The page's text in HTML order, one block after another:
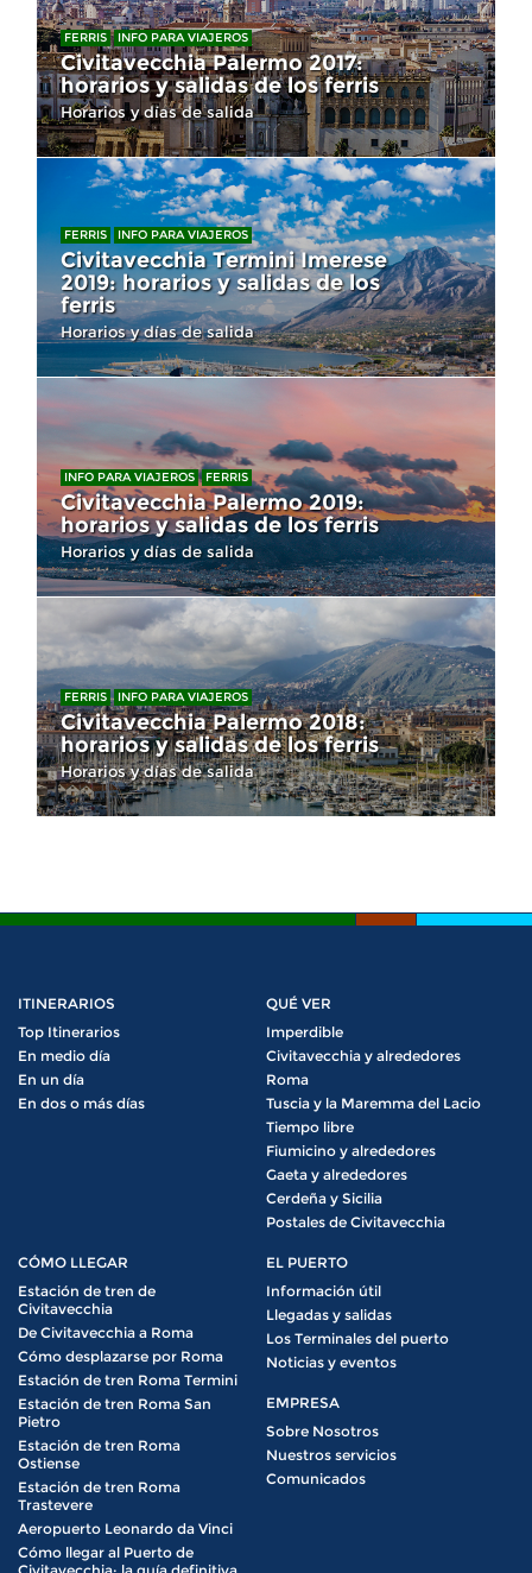
FERRIS INFO PARA VIAJEROS
Civitavecchia Palermo 2017:
horarios y salidas de los ferris
Horarios y días de salida
FERRIS INFO PARA VIAJEROS
Civitavecchia Termini Imerese
2019: horarios y salidas de los
ferris
Horarios y días de salida
INFO PARA VIAJEROS FERRIS
Civitavecchia Palermo 2019:
horarios y salidas de los ferris
Horarios y días de salida
FERRIS INFO PARA VIAJEROS
Civitavecchia Palermo 2018:
horarios y salidas de los ferris
Horarios y días de salida
ITINERARIOS
Top Itinerarios
En medio día
En un día
En dos o más días
QUÉ VER
Imperdible
Civitavecchia y alrededores
Roma
Tuscia y la Maremma del Lacio
Tiempo libre
Fiumicino y alrededores
Gaeta y alrededores
Cerdeña y Sicilia
Postales de Civitavecchia
CÓMO LLEGAR
Estación de tren de
Civitavecchia
De Civitavecchia a Roma
Cómo desplazarse por Roma
Estación de tren Roma Termini
Estación de tren Roma San
Pietro
Estación de tren Roma
Ostiense
Estación de tren Roma
Trastevere
Aeropuerto Leonardo da Vinci
Cómo llegar al Puerto de
EL PUERTO
Información útil
Llegadas y salidas
Los Terminales del puerto
Noticias y eventos
EMPRESA
Sobre Nosotros
Nuestros servicios
Comunicados